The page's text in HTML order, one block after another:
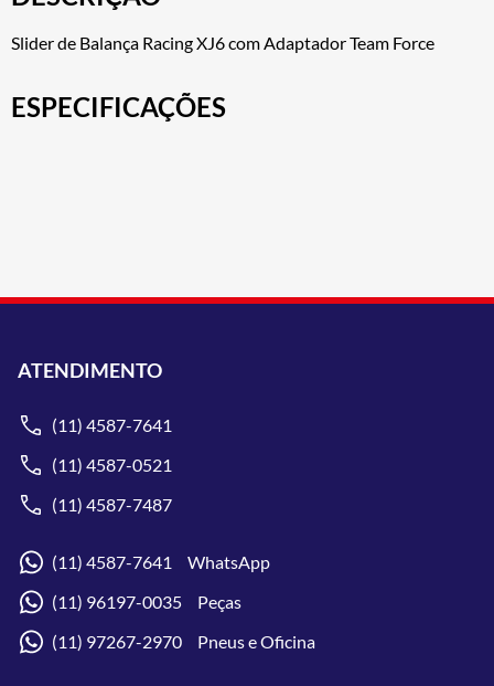
Slider de Balança Racing XJ6 com Adaptador Team Force
ESPECIFICAÇÕES
ATENDIMENTO
(11) 4587-7641
(11) 4587-0521
(11) 4587-7487
(11) 4587-7641 WhatsApp
(11) 96197-0035 Peças
(11) 97267-2970 Pneus e Oficina